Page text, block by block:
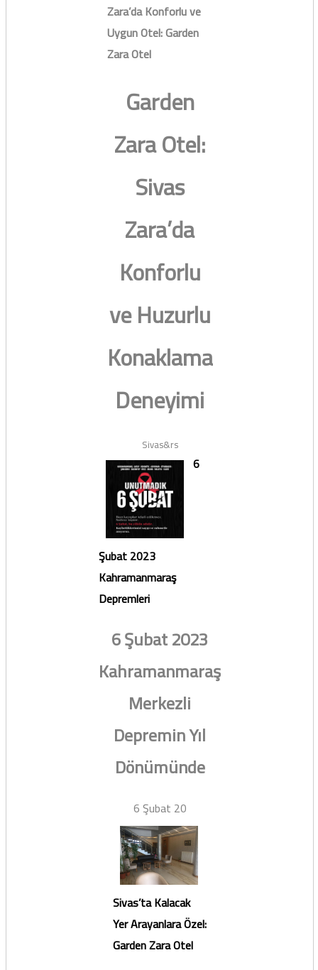
Zara’da Konforlu ve
Uygun Otel: Garden
Zara Otel
Garden
Zara Otel:
Sivas
Zara’da
Konforlu
ve Huzurlu
Konaklama
Deneyimi
Sivas&rs
6
Şubat 2023
Kahramanmaraş
Depremleri
6 Şubat 2023
Kahramanmaraş
Merkezli
Depremin Yıl
Dönümünde
6 Şubat 20
Sivas’ta Kalacak
Yer Arayanlara Özel:
Garden Zara Otel